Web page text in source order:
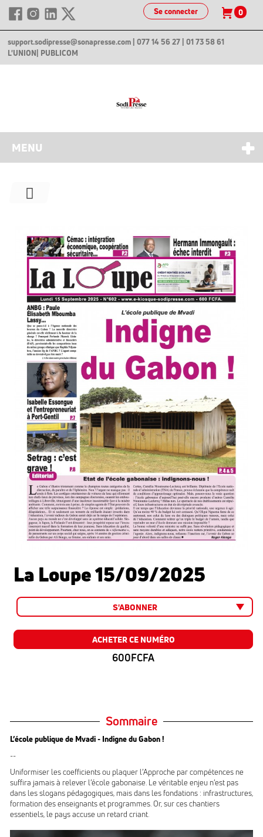
Se connecter 0
support.sodipresse@sonapresse.com | 077 14 56 27 | 01 73 58 61
L'UNION | PUBLICOM
MENU
La Loupe 15/09/2025
S'ABONNER
ACHETER CE NUMÉRO
600FCFA
Sommaire
L’école publique de Mvadi - Indigne du Gabon !
--
Uniformiser les coefficients ou plaquer l’Approche par compétences ne
suffira jamais à relever l’école gabonaise. Le véritable enjeu n’est pas
dans les slogans pédagogiques, mais dans les fondations : infrastructures,
formation des enseignants et programmes. Or, sur ces chantiers
essentiels, le pays accuse un retard criant.